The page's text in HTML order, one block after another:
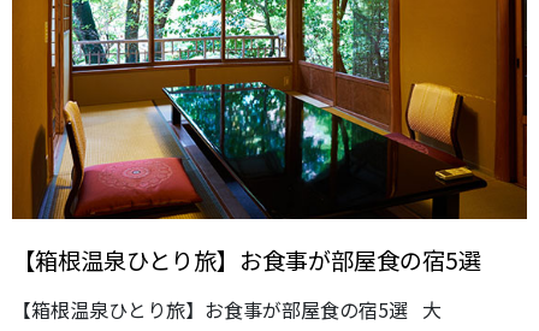
【箱根温泉ひとり旅】お食事が部屋食の宿5選
【箱根温泉ひとり旅】お食事が部屋食の宿5選 大